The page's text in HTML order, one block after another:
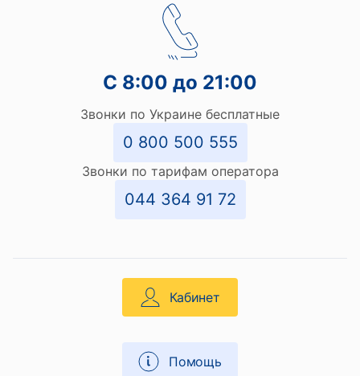
С 8:00 до 21:00
Звонки по Украине бесплатные
0 800 500 555
Звонки по тарифам оператора
044 364 91 72
Кабинет
Помощь